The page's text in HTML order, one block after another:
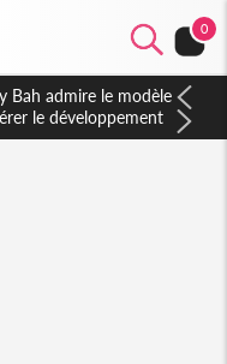
0
Bah admire le modèle
le développement